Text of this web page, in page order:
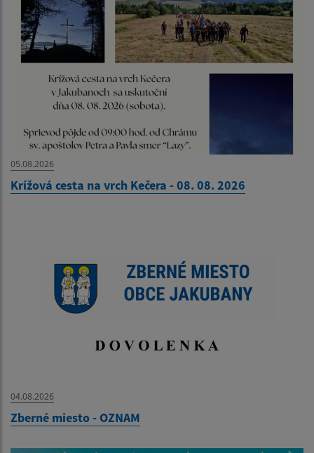
05.08.2026
Krížová cesta na vrch Kečera - 08. 08. 2026
04.08.2026
Zberné miesto - OZNAM